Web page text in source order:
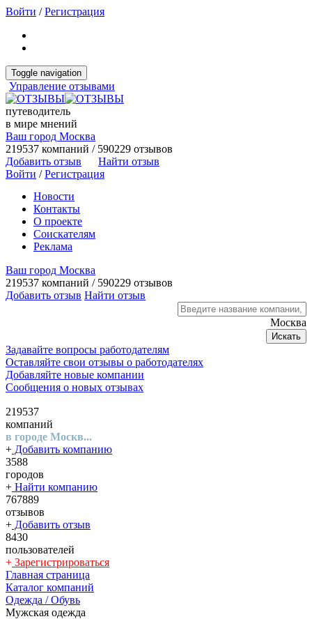
Войти /Регистрация
Toggle navigation
Управление отзывами
путеводитель
в мире мнений
Ваш город Москва
219537 компаний / 590229 отзывов
Добавить отзыв
Найти отзыв
Войти /Регистрация
Новости
Контакты
О проекте
Соискателям
Реклама
Ваш город Москва
219537 компаний / 590229 отзывов
Добавить отзыв Найти отзыв
Москва
Искать
Задавайте вопросы работодателям
Оставляйте свои отзывы о работодателях
Добавляйте новые компании
Сообщения о новых отзывах
219537
компаний
в городе Москв...
+ Добавить компанию
3588
городов
+ Найти компанию
767889
отзывов
+ Добавить отзыв
8430
пользователей
+ Зарегистрироваться
Главная страница
Каталог компаний
Одежда / Обувь
Мужская одежда